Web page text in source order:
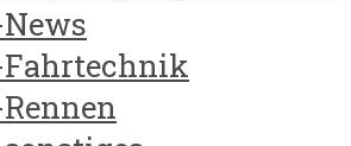
Fahrtechnik